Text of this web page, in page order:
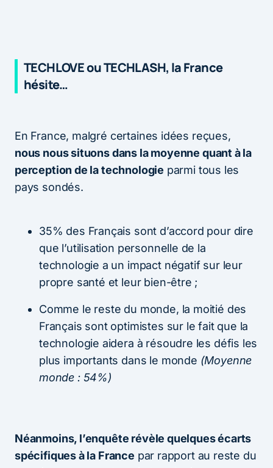
TECHLOVE ou TECHLASH, la France
hésite…
En France, malgré certaines idées reçues,
nous nous situons dans la moyenne quant à la
perception de la technologie parmi tous les
pays sondés.
35% des Français sont d’accord pour dire
que l’utilisation personnelle de la
technologie a un impact négatif sur leur
propre santé et leur bien-être ;
Comme le reste du monde, la moitié des
Français sont optimistes sur le fait que la
technologie aidera à résoudre les défis les
plus importants dans le monde (Moyenne
monde : 54%)
Néanmoins, l’enquête révèle quelques écarts
spécifiques à la France par rapport au reste du